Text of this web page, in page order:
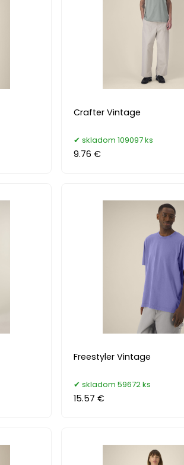
Crafter Vintage
skladom 109097 ks
9.76 €
Freestyler Vintage
skladom 59672 ks
15.57 €